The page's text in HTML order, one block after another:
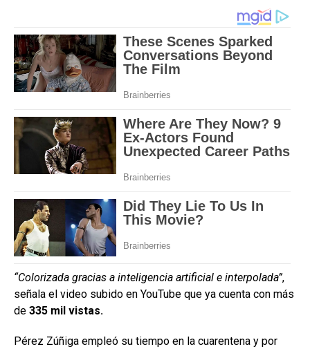
“Colorizada gracias a inteligencia artificial e interpolada”,
señala el video subido en YouTube que ya cuenta con más
de 335 mil vistas.
Pérez Zúñiga empleó su tiempo en la cuarentena y por